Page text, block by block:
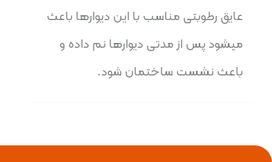
عایق رطوبتی مناسب با این دیوارها باعث
میشود پس از مدتی دیوارها نم داده و
باعث نشست ساختمان شود.